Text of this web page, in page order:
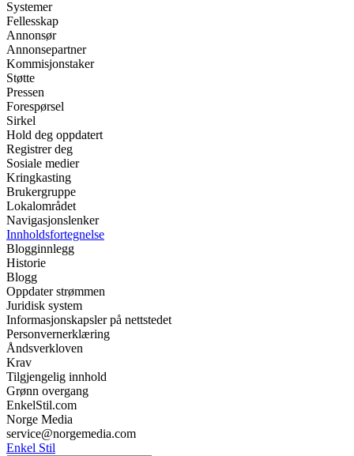
Systemer
Fellesskap
Annonsør
Annonsepartner
Kommisjonstaker
Støtte
Pressen
Forespørsel
Sirkel
Hold deg oppdatert
Registrer deg
Sosiale medier
Kringkasting
Brukergruppe
Lokalområdet
Navigasjonslenker
Innholdsfortegnelse
Blogginnlegg
Historie
Blogg
Oppdater strømmen
Juridisk system
Informasjonskapsler på nettstedet
Personvernerklæring
Åndsverkloven
Krav
Tilgjengelig innhold
Grønn overgang
EnkelStil.com
Norge Media
service@norgemedia.com
Enkel Stil